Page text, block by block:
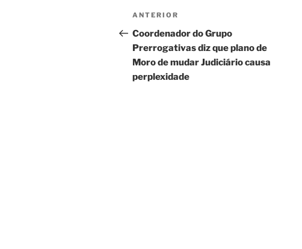
Navegação
de
Post
Post
anterior
ANTERIOR
Coordenador do Grupo
Prerrogativas diz que plano de
Moro de mudar Judiciário causa
perplexidade